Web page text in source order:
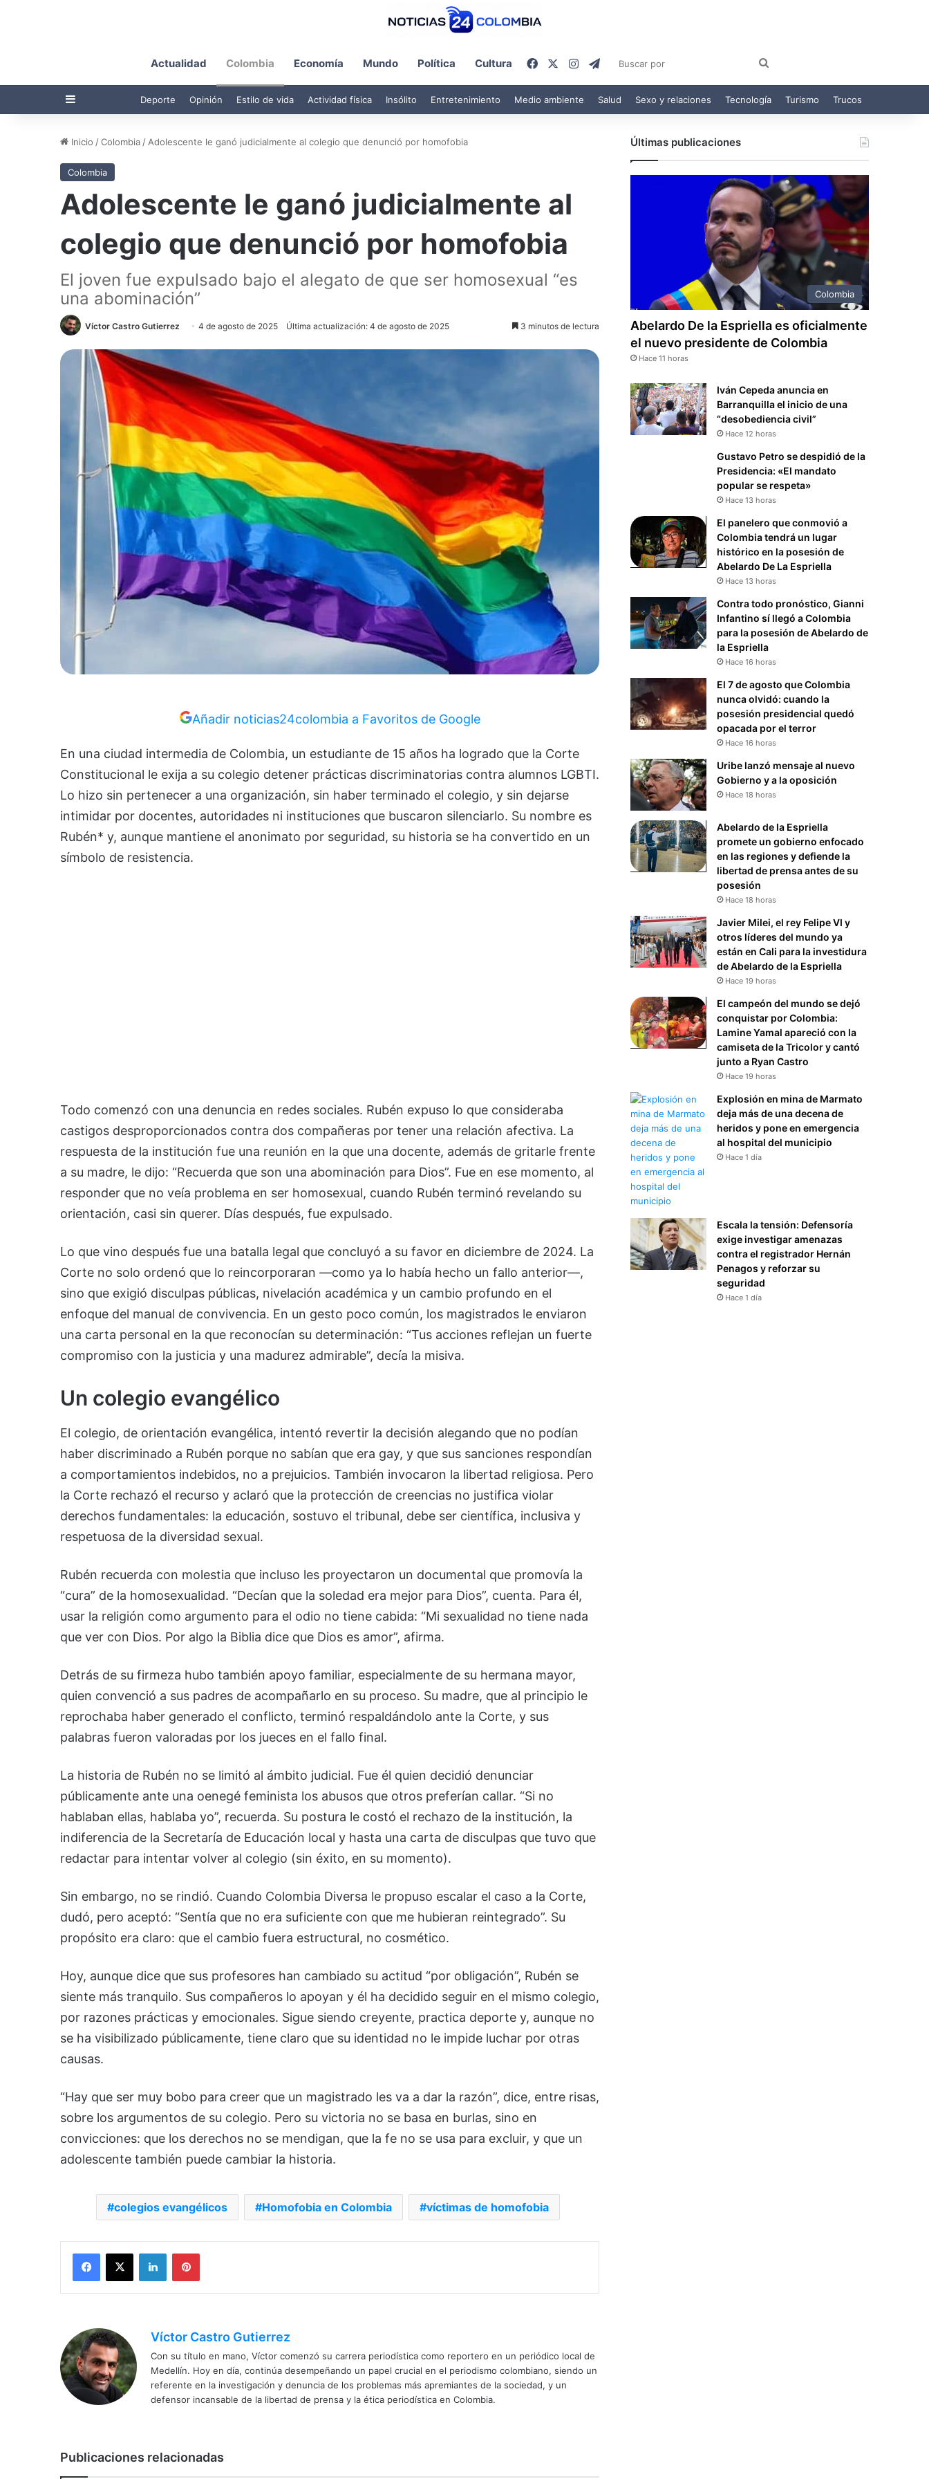
Actualidad Colombia Economía Mundo Política Cultura FacebookInstagram
Telegram
por
Barra lateral Deporte Opinión Estilo de vida Actividad física Insólito Entretenimiento Medio ambiente Salud Sexo y relaciones Tecnología Turismo Trucos
Inicio /Colombia / Adolescente le ganó judicialmente al colegio que denunció por homofobia
Colombia
Adolescente le ganó judicialmente al
colegio que denunció por homofobia
El joven fue expulsado bajo el alegato de que ser homosexual “es
una abominación”
Víctor Castro Gutierrez 4 de agosto de 2025 Última actualización: 4 de agosto de 2025 3 minutos de lectura
Añadir noticias24colombia a Favoritos de Google
En una ciudad intermedia de Colombia, un estudiante de 15 años ha logrado que la Corte
Constitucional le exija a su colegio detener prácticas discriminatorias contra alumnos LGBTI.
Lo hizo sin pertenecer a una organización, sin haber terminado el colegio, y sin dejarse
intimidar por docentes, autoridades ni instituciones que buscaron silenciarlo. Su nombre es
Rubén* y, aunque mantiene el anonimato por seguridad, su historia se ha convertido en un
símbolo de resistencia.
Todo comenzó con una denuncia en redes sociales. Rubén expuso lo que consideraba
castigos desproporcionados contra dos compañeras por tener una relación afectiva. La
respuesta de la institución fue una reunión en la que una docente, además de gritarle frente
a su madre, le dijo: “Recuerda que son una abominación para Dios”. Fue en ese momento, al
responder que no veía problema en ser homosexual, cuando Rubén terminó revelando su
orientación, casi sin querer. Días después, fue expulsado.
Lo que vino después fue una batalla legal que concluyó a su favor en diciembre de 2024. La
Corte no solo ordenó que lo reincorporaran —como ya lo había hecho un fallo anterior—,
sino que exigió disculpas públicas, nivelación académica y un cambio profundo en el
enfoque del manual de convivencia. En un gesto poco común, los magistrados le enviaron
una carta personal en la que reconocían su determinación: “Tus acciones reflejan un fuerte
compromiso con la justicia y una madurez admirable”, decía la misiva.
Un colegio evangélico
El colegio, de orientación evangélica, intentó revertir la decisión alegando que no podían
haber discriminado a Rubén porque no sabían que era gay, y que sus sanciones respondían
a comportamientos indebidos, no a prejuicios. También invocaron la libertad religiosa. Pero
la Corte rechazó el recurso y aclaró que la protección de creencias no justifica violar
derechos fundamentales: la educación, sostuvo el tribunal, debe ser científica, inclusiva y
respetuosa de la diversidad sexual.
Rubén recuerda con molestia que incluso les proyectaron un documental que promovía la
“cura” de la homosexualidad. “Decían que la soledad era mejor para Dios”, cuenta. Para él,
usar la religión como argumento para el odio no tiene cabida: “Mi sexualidad no tiene nada
que ver con Dios. Por algo la Biblia dice que Dios es amor”, afirma.
Detrás de su firmeza hubo también apoyo familiar, especialmente de su hermana mayor,
quien convenció a sus padres de acompañarlo en su proceso. Su madre, que al principio le
reprochaba haber generado el conflicto, terminó respaldándolo ante la Corte, y sus
palabras fueron valoradas por los jueces en el fallo final.
La historia de Rubén no se limitó al ámbito judicial. Fue él quien decidió denunciar
públicamente ante una oenegé feminista los abusos que otros preferían callar. “Si no
hablaban ellas, hablaba yo”, recuerda. Su postura le costó el rechazo de la institución, la
indiferencia de la Secretaría de Educación local y hasta una carta de disculpas que tuvo que
redactar para intentar volver al colegio (sin éxito, en su momento).
Sin embargo, no se rindió. Cuando Colombia Diversa le propuso escalar el caso a la Corte,
dudó, pero aceptó: “Sentía que no era suficiente con que me hubieran reintegrado”. Su
propósito era claro: que el cambio fuera estructural, no cosmético.
Hoy, aunque dice que sus profesores han cambiado su actitud “por obligación”, Rubén se
siente más tranquilo. Sus compañeros lo apoyan y él ha decidido seguir en el mismo colegio,
por razones prácticas y emocionales. Sigue siendo creyente, practica deporte y, aunque no
se ha visibilizado públicamente, tiene claro que su identidad no le impide luchar por otras
causas.
“Hay que ser muy bobo para creer que un magistrado les va a dar la razón”, dice, entre risas,
sobre los argumentos de su colegio. Pero su victoria no se basa en burlas, sino en
convicciones: que los derechos no se mendigan, que la fe no se usa para excluir, y que un
adolescente también puede cambiar la historia.
colegios evangélicos Homofobia en Colombia víctimas de homofobia
Facebook
X LinkedInPinterest
Víctor Castro Gutierrez
Con su título en mano, Víctor comenzó su carrera periodística como reportero en un periódico local de
Medellín. Hoy en día, continúa desempeñando un papel crucial en el periodismo colombiano, siendo un
referente en la investigación y denuncia de los problemas más apremiantes de la sociedad, y un
defensor incansable de la libertad de prensa y la ética periodística en Colombia.
Publicaciones relacionadas
Últimas publicaciones
Colombia
Abelardo De la Espriella es oficialmente
el nuevo presidente de Colombia
Hace 11 horas
Iván Cepeda anuncia en
Barranquilla el inicio de una
“desobediencia civil”
Hace 12 horas
Gustavo Petro se despidió de la
Presidencia: «El mandato
popular se respeta»
Hace 13 horas
El panelero que conmovió a
Colombia tendrá un lugar
histórico en la posesión de
Abelardo De La Espriella
Hace 13 horas
Contra todo pronóstico, Gianni
Infantino sí llegó a Colombia
para la posesión de Abelardo de
la Espriella
Hace 16 horas
El 7 de agosto que Colombia
nunca olvidó: cuando la
posesión presidencial quedó
opacada por el terror
Hace 16 horas
Uribe lanzó mensaje al nuevo
Gobierno y a la oposición
Hace 18 horas
Abelardo de la Espriella
promete un gobierno enfocado
en las regiones y defiende la
libertad de prensa antes de su
posesión
Hace 18 horas
Javier Milei, el rey Felipe VI y
otros líderes del mundo ya
están en Cali para la investidura
de Abelardo de la Espriella
Hace 19 horas
El campeón del mundo se dejó
conquistar por Colombia:
Lamine Yamal apareció con la
camiseta de la Tricolor y cantó
junto a Ryan Castro
Hace 19 horas
Explosión en mina de Marmato
deja más de una decena de
heridos y pone en emergencia
al hospital del municipio
Hace 1 día
Escala la tensión: Defensoría
exige investigar amenazas
contra el registrador Hernán
Penagos y reforzar su
seguridad
Hace 1 día